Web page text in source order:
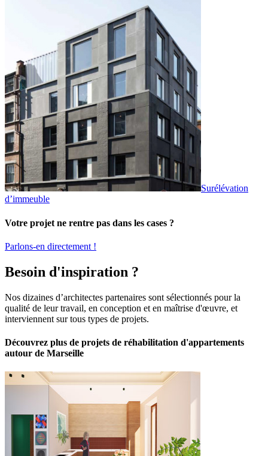
Surélévation
d’immeuble
Votre projet ne rentre pas dans les cases ?
Parlons-en directement !
Besoin d'inspiration ?
Nos dizaines d’architectes partenaires sont sélectionnés pour la
qualité de leur travail, en conception et en maîtrise d'œuvre, et
interviennent sur tous types de projets.
Découvrez plus de projets de réhabilitation d'appartements
autour de Marseille